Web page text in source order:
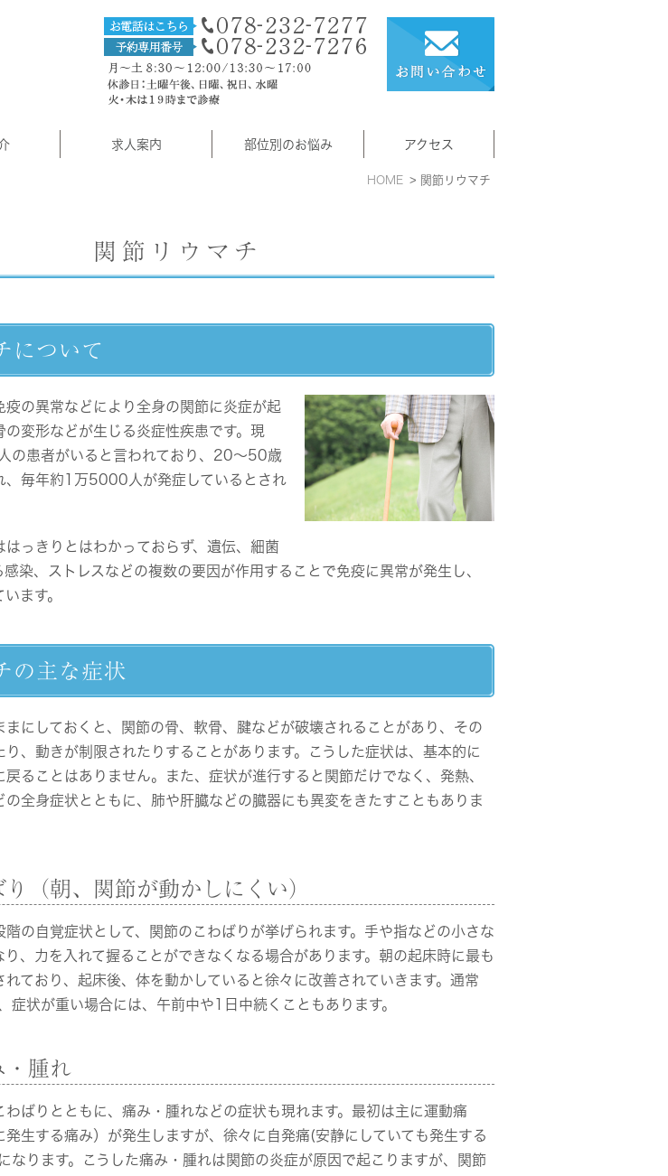
求人案内 部位別のお悩み アクセス
HOME 関節リウマチ
関節リウマチ
について
疫の異常などにより全身の関節に炎症が起
の変形などが生じる炎症性疾患です。現
の患者がいると言われており、20～50歳
、毎年約1万5000人が発症しているとされ
はっきりとはわかっておらず、遺伝、細菌
染、ストレスなどの複数の要因が作用することで免疫に異常が発生し、
ます。
の主な症状
まにしておくと、関節の骨、軟骨、腱などが破壊されることがあり、その
、動きが制限されたりすることがあります。こうした症状は、基本的に
戻ることはありません。また、症状が進行すると関節だけでなく、発熱、
の全身症状とともに、肺や肝臓などの臓器にも異変をきたすこともありま
（朝、関節が動かしにくい）
階の自覚症状として、関節のこわばりが挙げられます。手や指などの小さな
り、力を入れて握ることができなくなる場合があります。朝の起床時に最も
れており、起床後、体を動かしていると徐々に改善されていきます。通常
症状が重い場合には、午前中や1日中続くこともあります。
・腫れ
わばりとともに、痛み・腫れなどの症状も現れます。最初は主に運動痛
発生する痛み）が発生しますが、徐々に自発痛(安静にしていても発生する
なります。こうした痛み・腫れは関節の炎症が原因で起こりますが、関節